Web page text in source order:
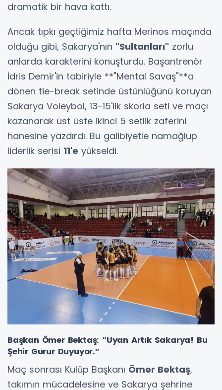
dramatik bir hava kattı.
Ancak tıpkı geçtiğimiz hafta Merinos maçında
olduğu gibi, Sakarya'nın "Sultanları" zorlu
anlarda karakterini konuşturdu. Başantrenör
İdris Demir'in tabiriyle **"Mental Savaş"**a
dönen tie-break setinde üstünlüğünü koruyan
Sakarya Voleybol, 13-15'lik skorla seti ve maçı
kazanarak üst üste ikinci 5 setlik zaferini
hanesine yazdırdı. Bu galibiyetle namağlup
liderlik serisi 11'e yükseldi.
Başkan Ömer Bektaş: “Uyan Artık Sakarya! Bu
Şehir Gurur Duyuyor.”
Maç sonrası Kulüp Başkanı Ömer Bektaş,
takımın mücadelesine ve Sakarya şehrine